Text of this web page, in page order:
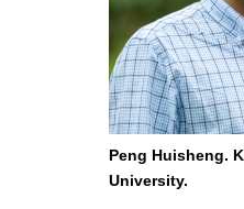
Peng Huisheng.
University.